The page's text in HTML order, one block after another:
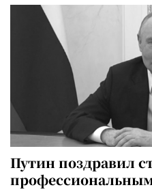
Путин поздравил